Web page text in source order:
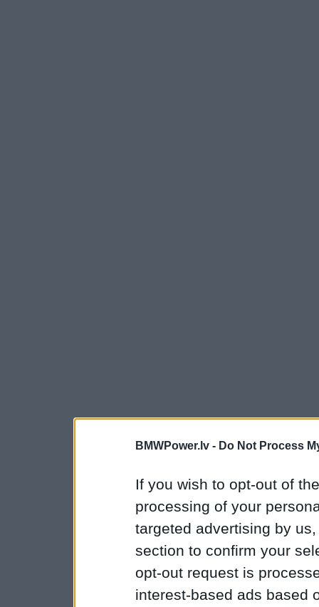
BMWPower.lv - Do Not Process
If you wish to opt-out of
processing of your
targeted advertising by
section to confirm your
opt-out request is
interest-based ads based